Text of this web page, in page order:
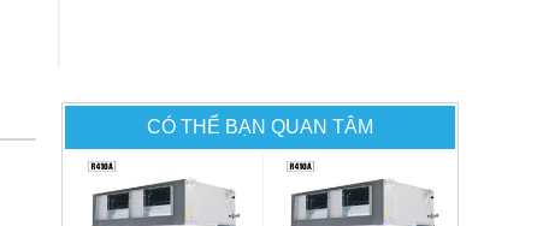
CÓ THỂ BẠN QUAN TÂM